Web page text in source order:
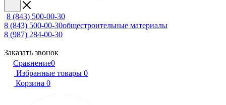
8 (843) 500-00-30
8 (843) 500-00-30общестроительные материалы
8 (987) 284-00-30
Заказать звонок
Сравнение0
Избранные товары 0
Корзина 0